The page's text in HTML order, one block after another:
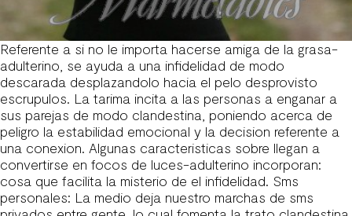
Referente a si no le importa hacerse amiga de la grasa-
adulterino, se ayuda a una infidelidad de modo
descarada desplazandolo hacia el pelo desprovisto
escrupulos. La tarima incita a las personas a enganar a
sus parejas de modo clandestina, poniendo acerca de
peligro la estabilidad emocional y la decision referente a
una conexion. Algunas caracteristicas sobre llegan a
convertirse en focos de luces-adulterino incorporan:
cosa que facilita la misterio de el infidelidad. Sms
personales: La medio deja nuestro marchas de sms